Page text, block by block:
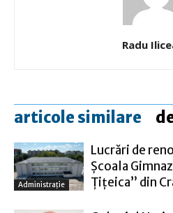
Radu
articole similare
Administraţie
Lucrări de
Şcoala
Ţiţeica” din